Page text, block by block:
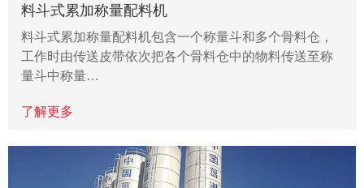
料斗式累加称量配料机
料斗式累加称量配料机包含一个称量斗和多个骨料仓，
工作时由传送皮带依次把各个骨料仓中的物料传送至称
量斗中称量…
了解更多